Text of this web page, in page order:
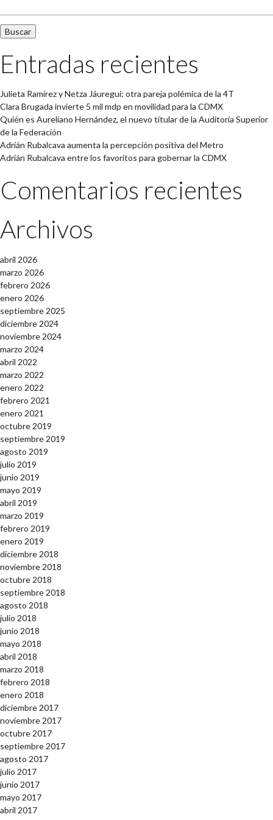
Entradas recientes
Julieta Ramírez y Netza Jáuregui: otra pareja polémica de la 4T
Clara Brugada invierte 5 mil mdp en movilidad para la CDMX
Quién es Aureliano Hernández, el nuevo titular de la Auditoría Superior
de la Federación
Adrián Rubalcava aumenta la percepción positiva del Metro
Adrián Rubalcava entre los favoritos para gobernar la CDMX
Comentarios recientes
Archivos
abril 2026
marzo 2026
febrero 2026
enero 2026
septiembre 2025
diciembre 2024
noviembre 2024
marzo 2024
abril 2022
marzo 2022
enero 2022
febrero 2021
enero 2021
octubre 2019
septiembre 2019
agosto 2019
julio 2019
junio 2019
mayo 2019
abril 2019
marzo 2019
febrero 2019
enero 2019
diciembre 2018
noviembre 2018
octubre 2018
septiembre 2018
agosto 2018
julio 2018
junio 2018
mayo 2018
abril 2018
marzo 2018
febrero 2018
enero 2018
diciembre 2017
noviembre 2017
octubre 2017
septiembre 2017
agosto 2017
julio 2017
junio 2017
mayo 2017
abril 2017